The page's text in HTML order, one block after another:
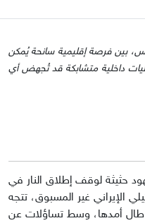
بين فرصة إقليمية سانحة يُمكن
داخلية متشابكة قد تُجهض أي
حثيثة لوقف إطلاق النار في
الإيراني غير المسبوق، تتجه
طال أمدها، وسط تساؤلات عن